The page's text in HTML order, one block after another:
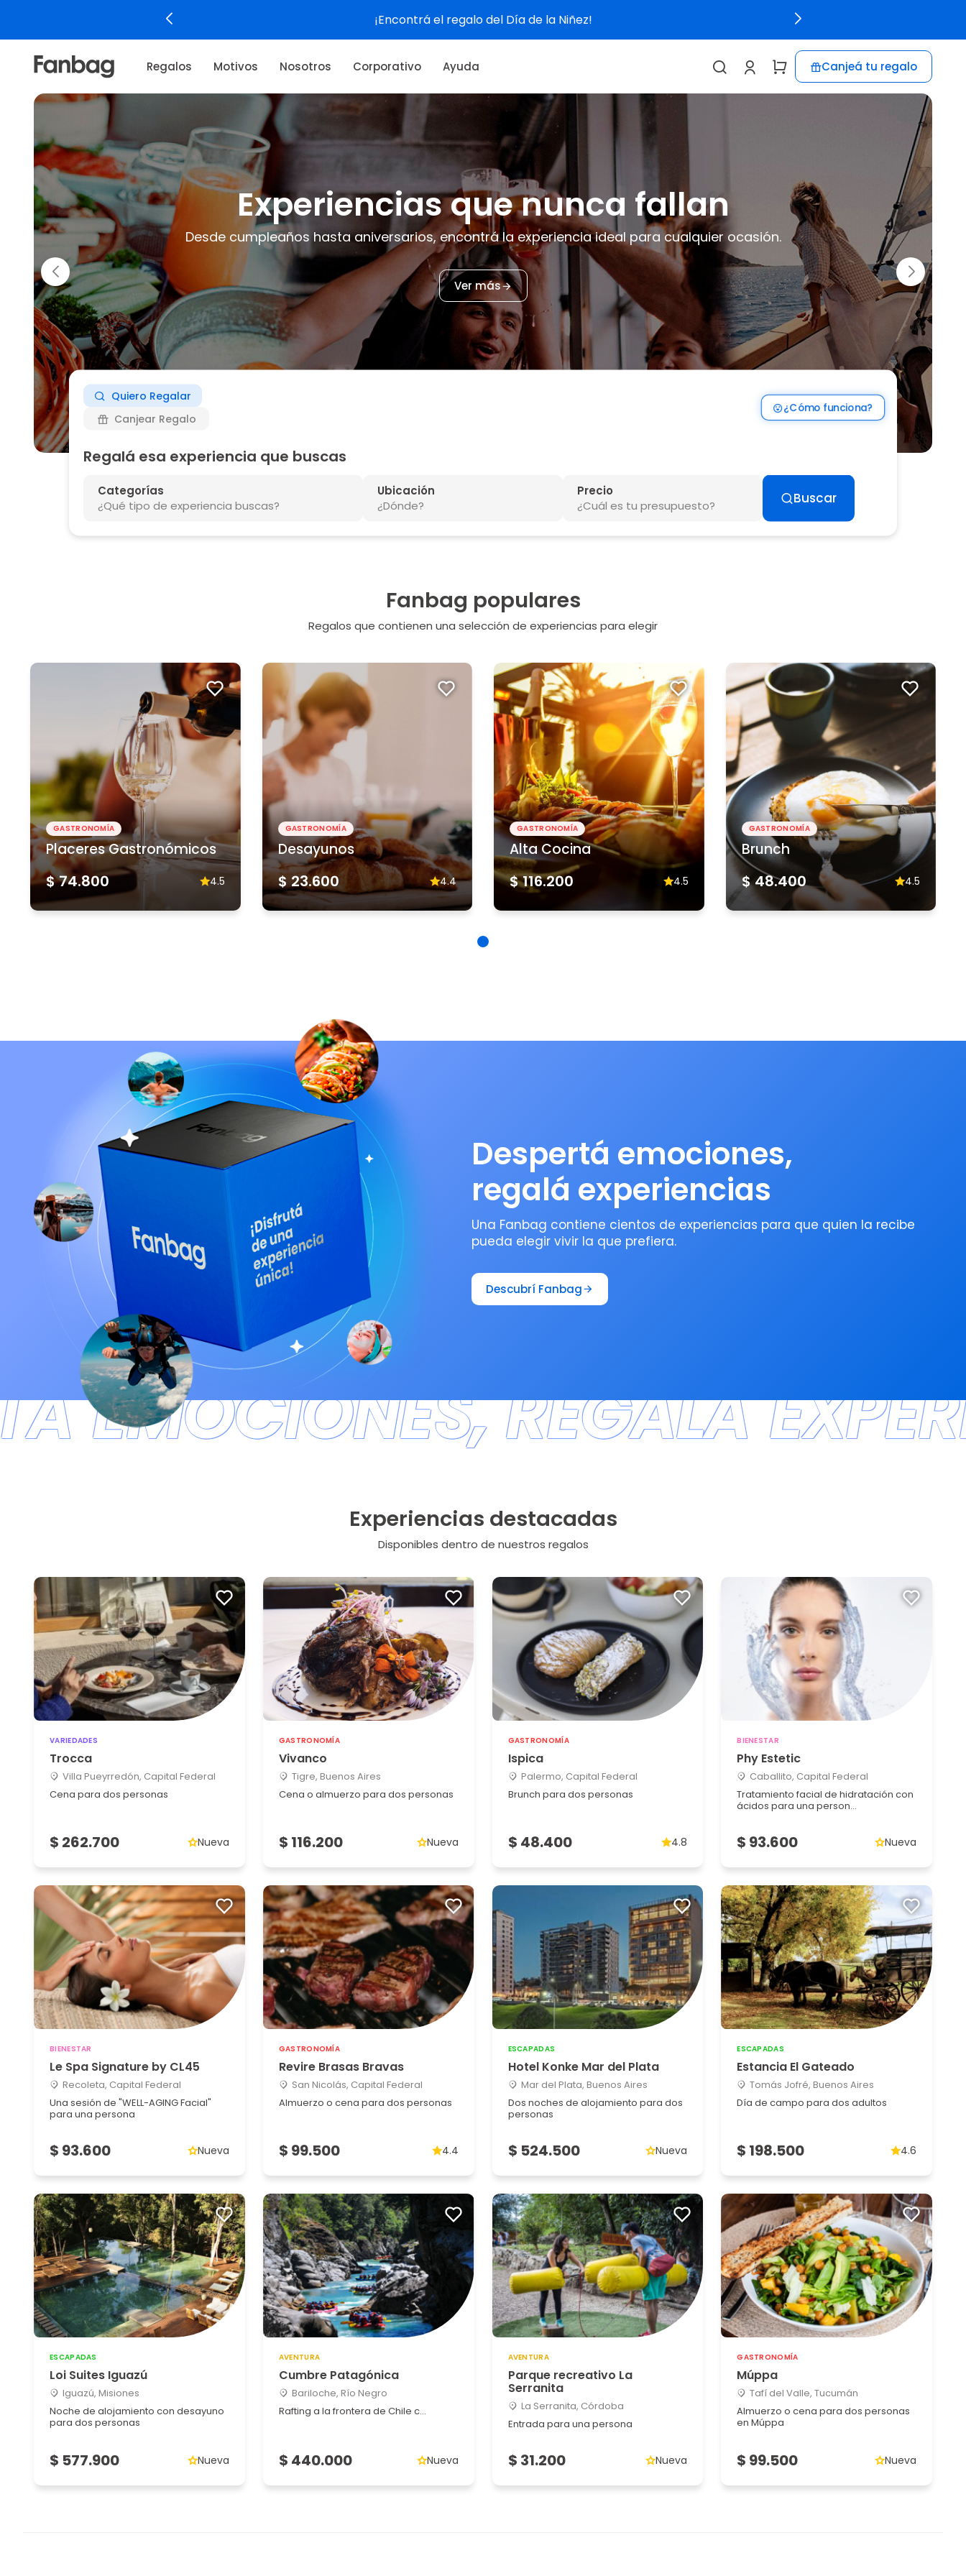
Ver experiencias
Regalos Motivos Nosotros Corporativo Ayuda Canjeá tu regalo
Regalá experiencias gourmet
Para los amantes del buen comer. ¡Sorprendé con un regalo distinto!
Ver más
Quiero Regalar
Canjear Regalo
¿Cómo funciona?
Regalá esa experiencia que buscas
Categorías
¿Qué tipo de experiencia buscas?
Ubicación
¿Dónde?
Precio
¿Cuál es tu presupuesto?
Buscar
Fanbag populares
Regalos que contienen una selección de experiencias para elegir
GASTRONOMÍA
Placeres Gastronómicos
$ 74.800 4.5
GASTRONOMÍA
Desayunos
$ 23.600 4.4
GASTRONOMÍA
Alta Cocina
$ 116.200 4.5
GASTRONOMÍA
Brunch
$ 48.400 4.5
Despertá emociones,
regalá experiencias
Una Fanbag contiene cientos de experiencias para que quien la recibe
pueda elegir vivir la que prefiera.
Descubrí Fanbag
EMOCIONES, REGALÁ
Experiencias destacadas
Disponibles dentro de nuestros regalos
VARIEDADES
Trocca
Villa Pueyrredón, Capital Federal
Cena para dos personas
$ 262.700 Nueva
GASTRONOMÍA
Vivanco
Tigre, Buenos Aires
Cena o almuerzo para dos personas
$ 116.200 Nueva
GASTRONOMÍA
Ispica
Palermo, Capital Federal
Brunch para dos personas
$ 48.400 4.8
BIENESTAR
Phy Estetic
Caballito, Capital Federal
Tratamiento facial de hidratación con
ácidos para una person...
$ 93.600 Nueva
BIENESTAR
Le Spa Signature by CL45
Recoleta, Capital Federal
Una sesión de "WELL-AGING Facial"
para una persona
$ 93.600 Nueva
GASTRONOMÍA
Revire Brasas Bravas
San Nicolás, Capital Federal
Almuerzo o cena para dos personas
$ 99.500 4.4
ESCAPADAS
Hotel Konke Mar del Plata
Mar del Plata, Buenos Aires
Dos noches de alojamiento para dos
personas
$ 524.500 Nueva
ESCAPADAS
Estancia El Gateado
Tomás Jofré, Buenos Aires
Día de campo para dos adultos
$ 198.500 4.6
ESCAPADAS
Loi Suites Iguazú
Iguazú, Misiones
Noche de alojamiento con desayuno
para dos personas
$ 577.900 Nueva
AVENTURA
Cumbre Patagónica
Bariloche, Río Negro
Rafting a la frontera de Chile c...
$ 440.000 Nueva
AVENTURA
Parque recreativo La
Serranita
La Serranita, Córdoba
Entrada para una persona
$ 31.200 Nueva
GASTRONOMÍA
Múppa
Tafí del Valle, Tucumán
Almuerzo o cena para dos personas
en Múppa
$ 99.500 Nueva